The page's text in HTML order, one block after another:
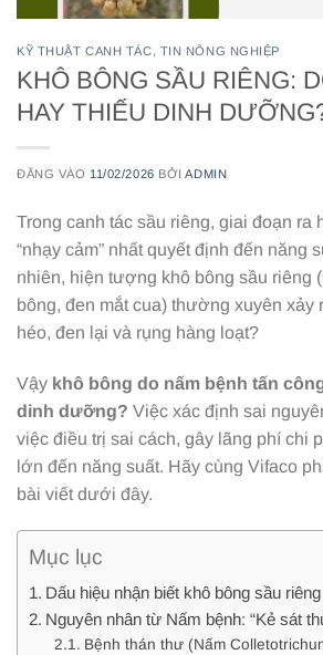
KỸ THUẬT CANH TÁC, TIN NÔNG NGHIỆP
KHÔ BÔNG SẦU RIÊNG:
HAY THIẾU DINH
ĐĂNG VÀO 11/02/2026 BỞIADMIN
Trong canh tác sầu riêng, giai đoạn ra
“nhạy cảm” nhất quyết định đến năng
nhiên, hiện tượng khô bông sầu riêng
bông, đen mắt cua) thường xuyên xảy
héo, đen lại và rụng hàng loạt?
Vậy khô bông do nấm bệnh tấn
dinh dưỡng? Việc xác định sai
việc điều trị sai cách, gây lãng phí chi
lớn đến năng suất. Hãy cùng Vifaco
bài viết dưới đây.
Mục lục
Dấu hiệu nhận biết khô bông sầu riêng
Nguyên nhân từ Nấm bệnh: “Kẻ sát
Bệnh thán thư (Nấm